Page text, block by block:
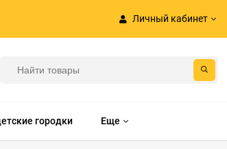
Личный кабинет
городки Еще